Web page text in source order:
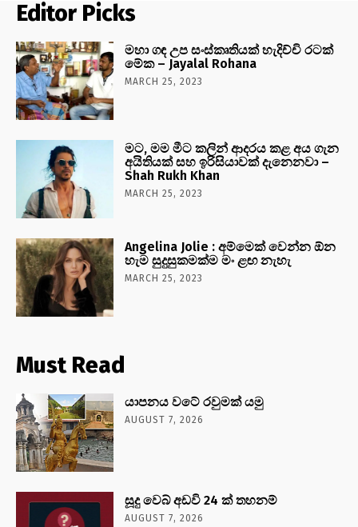
Editor Picks
මහා ගඳ උප සංස්කෘතියක් හැදිච්චි රටක්
මේක – Jayalal Rohana
MARCH 25, 2023
මට, මම මීට කලින් ආදරය කළ අය ගැන
අයිතියක් සහ ඉරිසියාවක් දැනෙනවා –
Shah Rukh Khan
MARCH 25, 2023
Angelina Jolie : අම්මෙක් වෙන්න ඕන
හැම සුදුසුකමක්ම මං ළඟ නැහැ
MARCH 25, 2023
Must Read
යාපනය වටේ රවුමක් යමු
AUGUST 7, 2026
සූදු වෙබ් අඩවි 24 ක් තහනම්
AUGUST 7, 2026